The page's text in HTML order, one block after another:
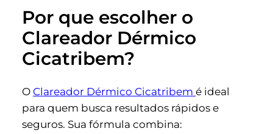
Por que escolher o
Clareador Dérmico
Cicatribem?
O Clareador Dérmico Cicatribem é ideal
para quem busca resultados rápidos e
seguros. Sua fórmula combina: